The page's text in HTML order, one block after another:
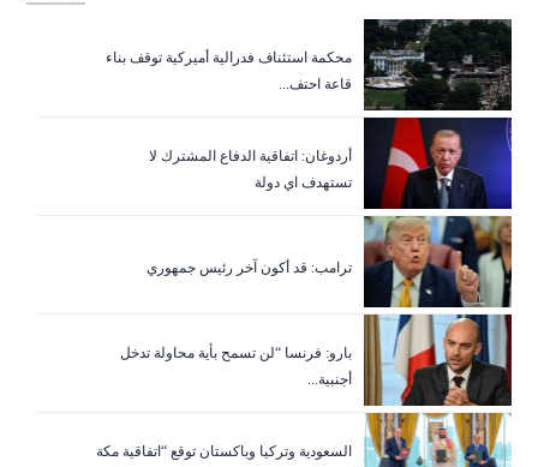
‏محكمة استئناف فدرالية أميركية توقف بناء
قاعة احتف...
أردوغان: اتفاقية الدفاع المشترك لا
تستهدف اي دولة
ترامب: قد أكون آخر رئيس جمهوري
بارو: فرنسا “لن تسمح بأية محاولة تدخل
أجنبية...
السعودية وتركيا وباكستان توقع “اتفاقية مكة